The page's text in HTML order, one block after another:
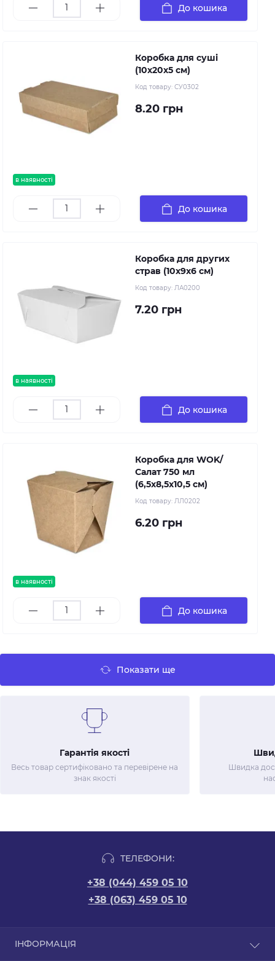
До кошика
в наявності
Коробка для суші
(10х20х5 см)
Код товару: СУ0302
8.20 грн
До кошика
в наявності
Коробка для других
страв (10х9х6 см)
Код товару: ЛА0200
7.20 грн
До кошика
в наявності
Коробка для WOK/
Салат 750 мл
(6,5х8,5х10,5 см)
Код товару: ЛЛ0202
6.20 грн
До кошика
Показати ще
Гарантія якості
Весь товар сертифіковано та перевірене на
знак якості
Швидка
ТЕЛЕФОНИ:
+38 (044) 459 05 10
+38 (063) 459 05 10
ІНФОРМАЦІЯ